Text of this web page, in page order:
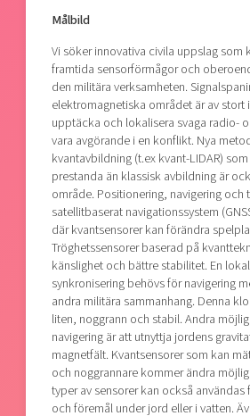
Målbild
Vi söker innovativa civila uppslag som
framtida sensorförmågor och
den militära verksamheten.
elektromagnetiska området är av stort
upptäcka och lokalisera svaga radio-
vara avgörande i en konflikt. Nya
kvantavbildning (t.ex kvant-LIDAR)
prestanda än klassisk avbildning är
område. Positionering, navigering och
satellitbaserat navigationssystem
där kvantsensorer kan förändra
Tröghetssensorer baserad på
känslighet och bättre stabilitet. En
synkronisering behövs för navigering
andra militära sammanhang. Denna
liten, noggrann och stabil. Andra
navigering är att utnyttja jordens
magnetfält. Kvantsensorer som kan
och noggrannare kommer ändra
typer av sensorer kan också
och föremål under jord eller i vatten.